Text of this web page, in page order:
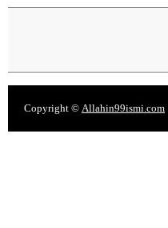
Copyright © Allahin99ismi.com